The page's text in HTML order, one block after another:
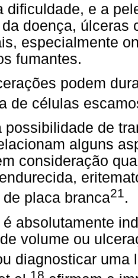
dificuldade, e a
doença, úlceras
especialmente
fumantes.
podem
de células
possibilidade de
alguns
consideração
placa branca21.
absolutamente
volume ou
diagnosticar uma
18